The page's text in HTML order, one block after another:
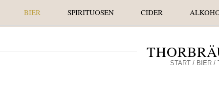
BIER SPIRITUOSEN CIDER
START/ BIER/